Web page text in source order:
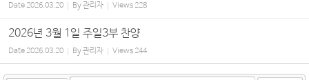
Date2026.03.20 By관리자 Views228
2026년 3월 1일 주일3부 찬양
Date2026.03.20 By관리자 Views244